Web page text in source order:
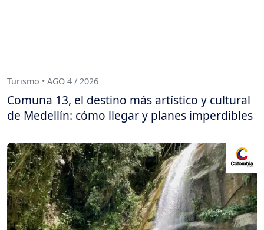
Turismo • AGO 4 / 2026
Comuna 13, el destino más artístico y cultural
de Medellín: cómo llegar y planes imperdibles